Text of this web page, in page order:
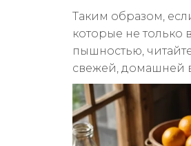
Таким образом,
которые не только
пышностью,
свежей, домашней